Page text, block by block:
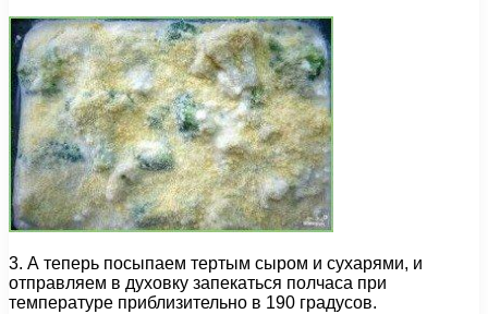
3. А теперь посыпаем тертым сыром и сухарями, и
отправляем в духовку запекаться полчаса при
температуре приблизительно в 190 градусов.